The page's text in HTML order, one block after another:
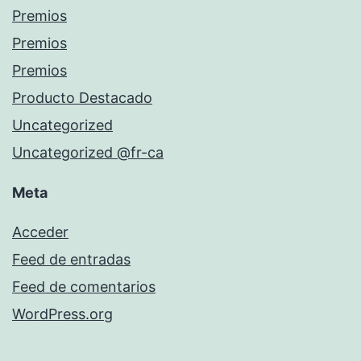
Premios
Premios
Premios
Producto Destacado
Uncategorized
Uncategorized @fr-ca
Meta
Acceder
Feed de entradas
Feed de comentarios
WordPress.org